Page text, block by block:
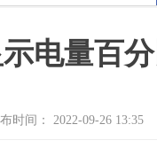
电量百
时间： 2022-09-26 13:35